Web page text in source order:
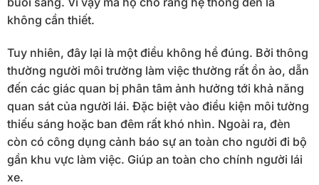
không cần thiết.
Tuy nhiên, đây lại là một điều không hề đúng. Bởi thông
thường người môi trường làm việc thường rất ồn ào, dẫn
đến các giác quan bị phân tâm ảnh hưởng tới khả năng
quan sát của người lái. Đặc biệt vào điều kiện môi tường
thiếu sáng hoặc ban đêm rất khó nhìn. Ngoài ra, đèn
còn có công dụng cảnh báo sự an toàn cho người đi bộ
gần khu vực làm việc. Giúp an toàn cho chính người lái
xe.